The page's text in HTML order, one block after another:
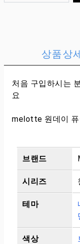
상품상
처음 구입하시는
요
melotte 원데이
브랜드
시리즈
테마
색상